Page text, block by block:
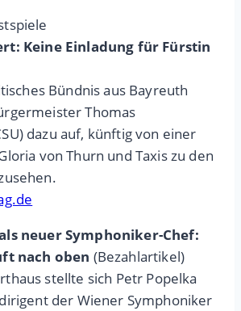
Keine Einladung für Fürstin
Bündnis aus Bayreuth
Thomas
dazu auf, künftig von einer
von Thurn und Taxis zu den
neuer Symphoniker-Chef:
nach oben (Bezahlartikel)
stellte sich Petr Popelka
der Wiener Symphoniker